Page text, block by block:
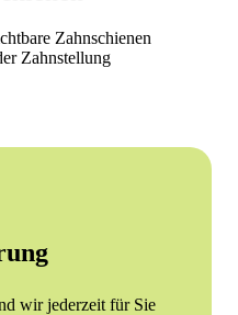
Zahnschienen
Zahnstellung
wir jederzeit für Sie